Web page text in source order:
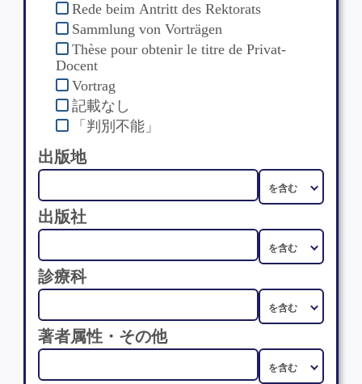
Rede beim Antritt des Rektorats
Sammlung von Vorträgen
Thèse pour obtenir le titre de Privat-
Docent
Vortrag
記載なし
「判別不能」
出版地
出版社
診療科
著者属性・その他